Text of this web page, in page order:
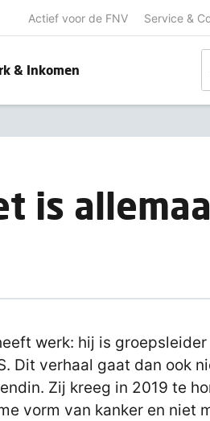
Actief voor de FNV Service &
& Inkomen
is
werk: hij is
Dit verhaal gaat dan ook
Zij kreeg in 2019 te
vorm van kanker en niet